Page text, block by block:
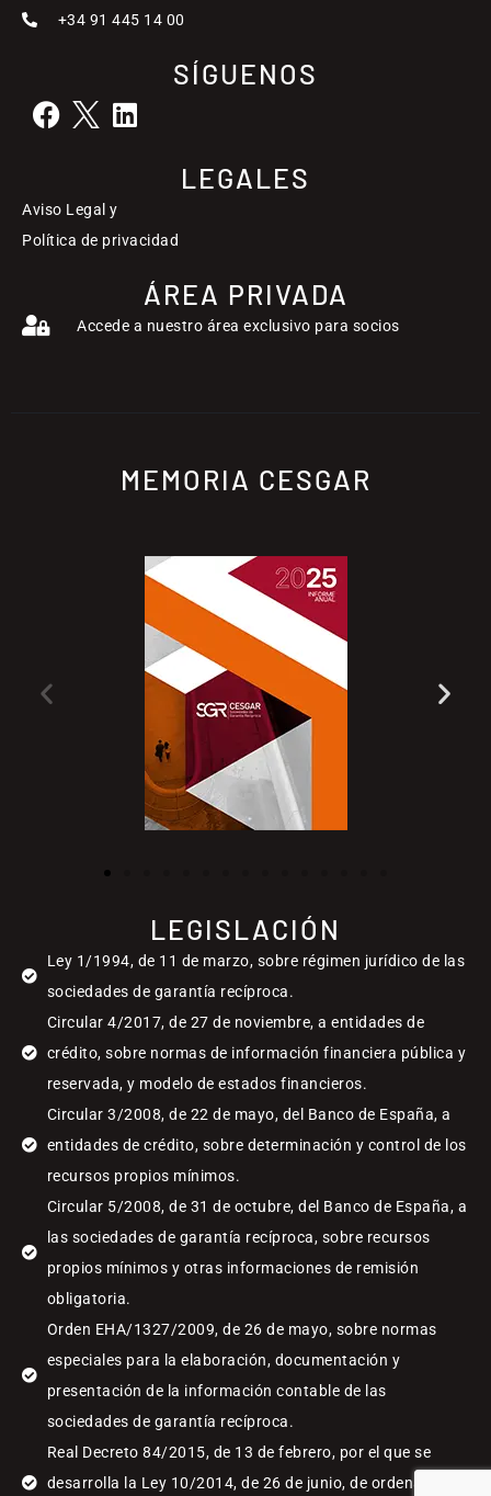
+34 91 445 14 00
SÍGUENOS
LEGALES
Aviso Legal y
Política de privacidad
ÁREA PRIVADA
Accede a nuestro área exclusivo para socios
MEMORIA CESGAR
LEGISLACIÓN
Ley 1/1994, de 11 de marzo, sobre régimen jurídico de las
sociedades de garantía recíproca.
Circular 4/2017, de 27 de noviembre, a entidades de
crédito, sobre normas de información financiera pública y
reservada, y modelo de estados financieros.
Circular 3/2008, de 22 de mayo, del Banco de España, a
entidades de crédito, sobre determinación y control de los
recursos propios mínimos.
Circular 5/2008, de 31 de octubre, del Banco de España, a
las sociedades de garantía recíproca, sobre recursos
propios mínimos y otras informaciones de remisión
obligatoria.
Orden EHA/1327/2009, de 26 de mayo, sobre normas
especiales para la elaboración, documentación y
presentación de la información contable de las
sociedades de garantía recíproca.
Real Decreto 84/2015, de 13 de febrero, por el que se
desarrolla la Ley 10/2014, de 26 de junio, de ordenación,